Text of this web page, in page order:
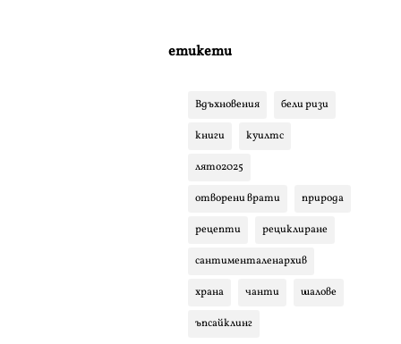
етикети
Вдъхновения бели ризи
книги куилтс
лято2025
отворени врати природа
рецепти рециклиране
сантименталенархив
храна чанти шалове
ъпсайклинг